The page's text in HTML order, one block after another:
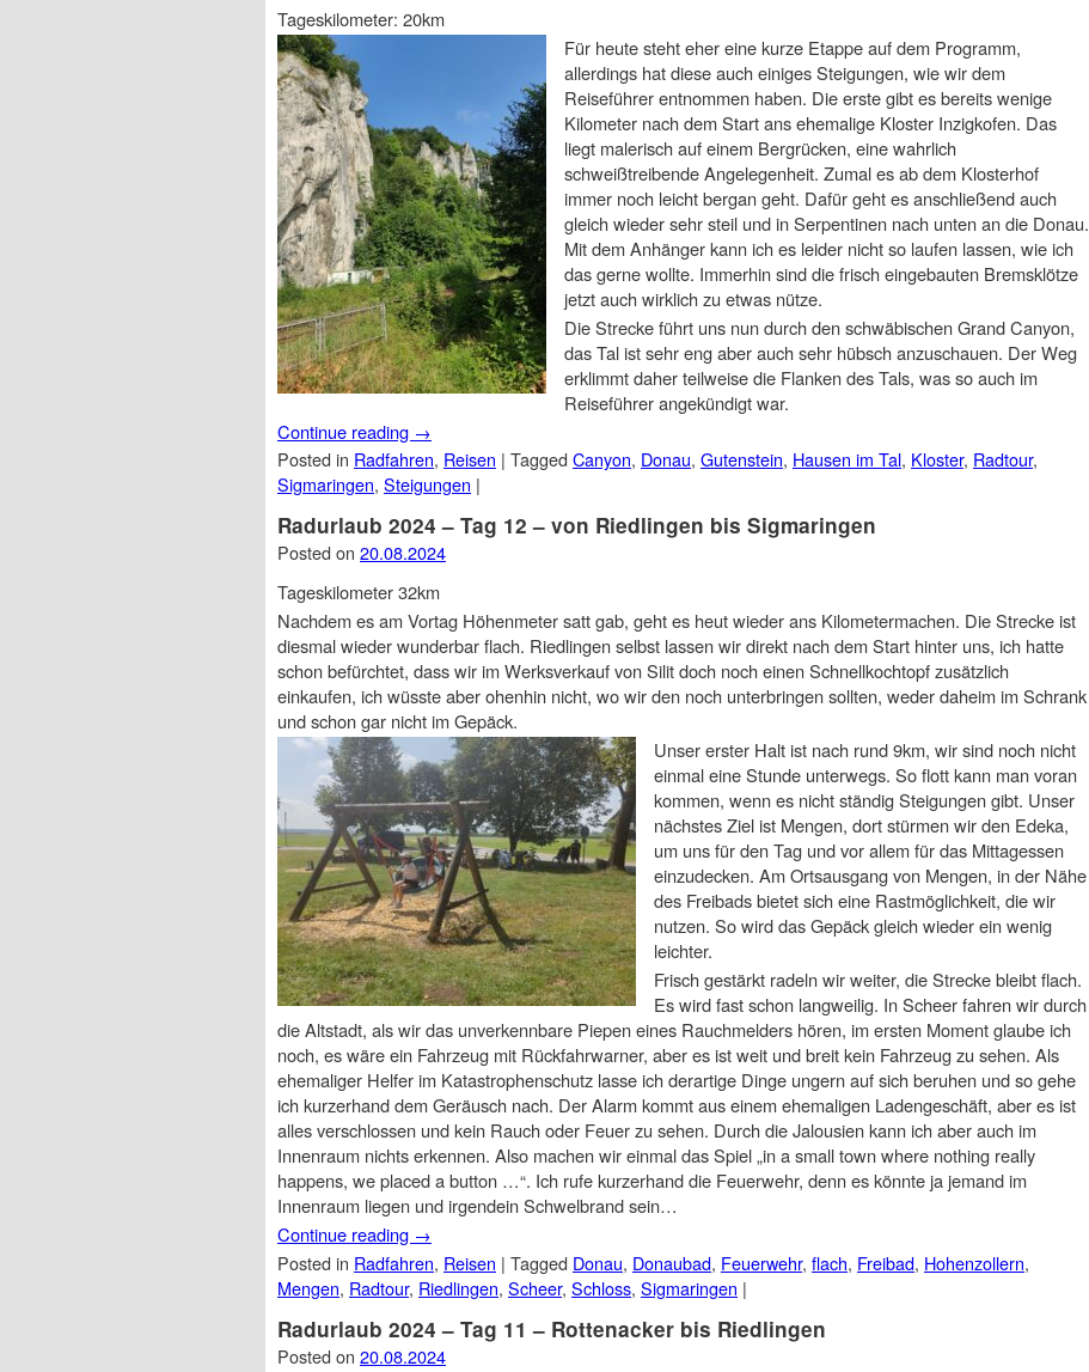
Tageskilometer: 20km
Für heute steht eher eine kurze Etappe auf dem Programm,
allerdings hat diese auch einiges Steigungen, wie wir dem
Reiseführer entnommen haben. Die erste gibt es bereits wenige
Kilometer nach dem Start ans ehemalige Kloster Inzigkofen. Das
liegt malerisch auf einem Bergrücken, eine wahrlich
schweißtreibende Angelegenheit. Zumal es ab dem Klosterhof
immer noch leicht bergan geht. Dafür geht es anschließend auch
gleich wieder sehr steil und in Serpentinen nach unten an die Donau.
Mit dem Anhänger kann ich es leider nicht so laufen lassen, wie ich
das gerne wollte. Immerhin sind die frisch eingebauten Bremsklötze
jetzt auch wirklich zu etwas nütze.
Die Strecke führt uns nun durch den schwäbischen Grand Canyon,
das Tal ist sehr eng aber auch sehr hübsch anzuschauen. Der Weg
erklimmt daher teilweise die Flanken des Tals, was so auch im
Reiseführer angekündigt war.
Continue reading →
Posted in Radfahren, Reisen | Tagged Canyon, Donau, Gutenstein, Hausen im Tal, Kloster, Radtour,
Sigmaringen, Steigungen |
Radurlaub 2024 – Tag 12 – von Riedlingen bis Sigmaringen
Posted on 20.08.2024
Tageskilometer 32km
Nachdem es am Vortag Höhenmeter satt gab, geht es heut wieder ans Kilometermachen. Die Strecke ist
diesmal wieder wunderbar flach. Riedlingen selbst lassen wir direkt nach dem Start hinter uns, ich hatte
schon befürchtet, dass wir im Werksverkauf von Silit doch noch einen Schnellkochtopf zusätzlich
einkaufen, ich wüsste aber ohenhin nicht, wo wir den noch unterbringen sollten, weder daheim im Schrank
und schon gar nicht im Gepäck.
Unser erster Halt ist nach rund 9km, wir sind noch nicht
einmal eine Stunde unterwegs. So flott kann man voran
kommen, wenn es nicht ständig Steigungen gibt. Unser
nächstes Ziel ist Mengen, dort stürmen wir den Edeka,
um uns für den Tag und vor allem für das Mittagessen
einzudecken. Am Ortsausgang von Mengen, in der Nähe
des Freibads bietet sich eine Rastmöglichkeit, die wir
nutzen. So wird das Gepäck gleich wieder ein wenig
leichter.
Frisch gestärkt radeln wir weiter, die Strecke bleibt flach.
Es wird fast schon langweilig. In Scheer fahren wir durch
die Altstadt, als wir das unverkennbare Piepen eines Rauchmelders hören, im ersten Moment glaube ich
noch, es wäre ein Fahrzeug mit Rückfahrwarner, aber es ist weit und breit kein Fahrzeug zu sehen. Als
ehemaliger Helfer im Katastrophenschutz lasse ich derartige Dinge ungern auf sich beruhen und so gehe
ich kurzerhand dem Geräusch nach. Der Alarm kommt aus einem ehemaligen Ladengeschäft, aber es ist
alles verschlossen und kein Rauch oder Feuer zu sehen. Durch die Jalousien kann ich aber auch im
Innenraum nichts erkennen. Also machen wir einmal das Spiel „in a small town where nothing really
happens, we placed a button …“. Ich rufe kurzerhand die Feuerwehr, denn es könnte ja jemand im
Innenraum liegen und irgendein Schwelbrand sein…
Continue reading →
Posted in Radfahren, Reisen | Tagged Donau, Donaubad, Feuerwehr, flach, Freibad, Hohenzollern,
Mengen, Radtour, Riedlingen, Scheer, Schloss, Sigmaringen |
Radurlaub 2024 – Tag 11 – Rottenacker bis Riedlingen
Posted on 20.08.2024